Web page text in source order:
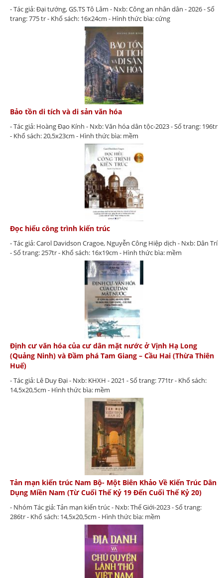
- Tác giả: Đại tướng, GS.TS Tô Lâm - Nxb: Công an nhân dân - 2026 - Số
trang: 775 tr - Khổ sách: 16x24cm - Hình thức bìa: cứng
Bảo tồn di tích và di sản văn hóa
- Tác giả: Hoàng Đạo Kính - Nxb: Văn hóa dân tộc-2023 - Số trang: 196tr
- Khổ sách: 20,5x23cm - Hình thức bìa: mềm
Đọc hiểu công trình kiến trúc
- Tác giả: Carol Davidson Cragoe, Nguyễn Công Hiệp dịch - Nxb: Dân Trí
- Số trang: 257tr - Khổ sách: 16x19cm - Hình thức bìa: mềm
Định cư văn hóa của cư dân mặt nước ở Vịnh Hạ Long
(Quảng Ninh) và Đầm phá Tam Giang – Cầu Hai (Thừa Thiên
Huế)
- Tác giả: Lê Duy Đại - Nxb: KHXH - 2021 - Số trang: 771tr - Khổ sách:
14,5x20,5cm - Hình thức bìa: mềm
Tản mạn kiến trúc Nam Bộ- Một Biên Khảo Về Kiến Trúc Dân
Dụng Miền Nam (Từ Cuối Thế Kỷ 19 Đến Cuối Thế Kỷ 20)
- Nhóm Tác giả: Tản mạn kiến trúc - Nxb: Thế Giới-2023 - Số trang:
286tr - Khổ sách: 14,5x20,5cm - Hình thức bìa: mềm